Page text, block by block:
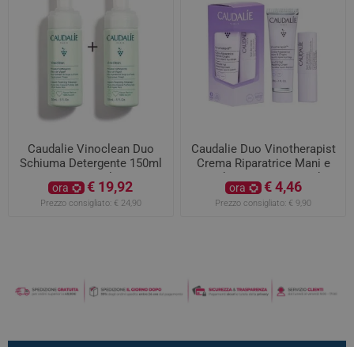
Caudalie Vinoclean Duo
Schiuma Detergente 150ml
+ 150ml
ora € 19,92
Prezzo consigliato: € 24,90
Caudalie Duo Vinotherapist
Crema Riparatrice Mani e
Unghie 30ML con Stick
Labbra 4,5GR
ora € 4,46
Prezzo consigliato: € 9,90